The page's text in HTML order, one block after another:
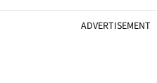
ADVERTISEMENT